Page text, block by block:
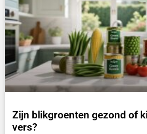
Zijn blikgroenten gezond of
vers?